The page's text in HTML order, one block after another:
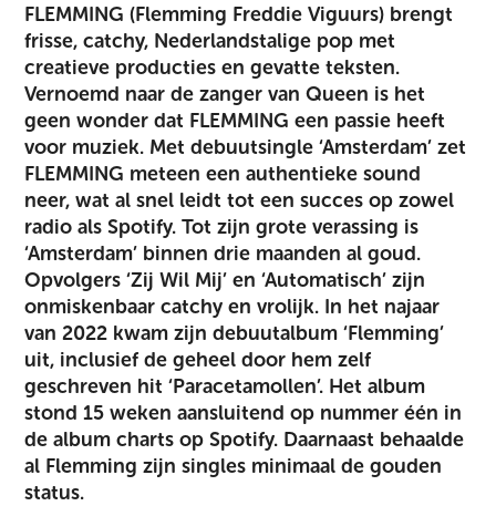
FLEMMING (Flemming Freddie Viguurs) brengt
frisse, catchy, Nederlandstalige pop met
creatieve producties en gevatte teksten.
Vernoemd naar de zanger van Queen is het
geen wonder dat FLEMMING een passie heeft
voor muziek. Met debuutsingle ‘Amsterdam’ zet
FLEMMING meteen een authentieke sound
neer, wat al snel leidt tot een succes op zowel
radio als Spotify. Tot zijn grote verassing is
‘Amsterdam’ binnen drie maanden al goud.
Opvolgers ‘Zij Wil Mij’ en ‘Automatisch’ zijn
onmiskenbaar catchy en vrolijk. In het najaar
van 2022 kwam zijn debuutalbum ‘Flemming’
uit, inclusief de geheel door hem zelf
geschreven hit ‘Paracetamollen’. Het album
stond 15 weken aansluitend op nummer één in
de album charts op Spotify. Daarnaast behaalde
al Flemming zijn singles minimaal de gouden
status.